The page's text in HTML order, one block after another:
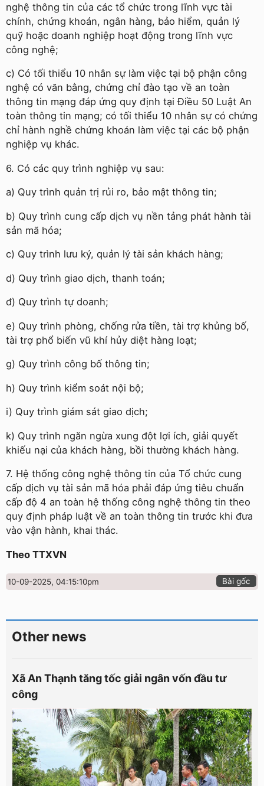
nghệ thông tin của các tổ chức trong lĩnh vực tài
chính, chứng khoán, ngân hàng, bảo hiểm, quản lý
quỹ hoặc doanh nghiệp hoạt động trong lĩnh vực
công nghệ;
c) Có tối thiểu 10 nhân sự làm việc tại bộ phận công
nghệ có văn bằng, chứng chỉ đào tạo về an toàn
thông tin mạng đáp ứng quy định tại Điều 50 Luật An
toàn thông tin mạng; có tối thiểu 10 nhân sự có chứng
chỉ hành nghề chứng khoán làm việc tại các bộ phận
nghiệp vụ khác.
6. Có các quy trình nghiệp vụ sau:
a) Quy trình quản trị rủi ro, bảo mật thông tin;
b) Quy trình cung cấp dịch vụ nền tảng phát hành tài
sản mã hóa;
c) Quy trình lưu ký, quản lý tài sản khách hàng;
d) Quy trình giao dịch, thanh toán;
đ) Quy trình tự doanh;
e) Quy trình phòng, chống rửa tiền, tài trợ khủng bố,
tài trợ phổ biến vũ khí hủy diệt hàng loạt;
g) Quy trình công bố thông tin;
h) Quy trình kiểm soát nội bộ;
i) Quy trình giám sát giao dịch;
k) Quy trình ngăn ngừa xung đột lợi ích, giải quyết
khiếu nại của khách hàng, bồi thường khách hàng.
7. Hệ thống công nghệ thông tin của Tổ chức cung
cấp dịch vụ tài sản mã hóa phải đáp ứng tiêu chuẩn
cấp độ 4 an toàn hệ thống công nghệ thông tin theo
quy định pháp luật về an toàn thông tin trước khi đưa
vào vận hành, khai thác.
Theo TTXVN
10-09-2025, 04:15:10pm Bài gốc
Other news
Xã An Thạnh tăng tốc giải ngân vốn đầu tư
công